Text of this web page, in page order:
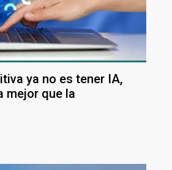
ya no es tener IA,
mejor que la